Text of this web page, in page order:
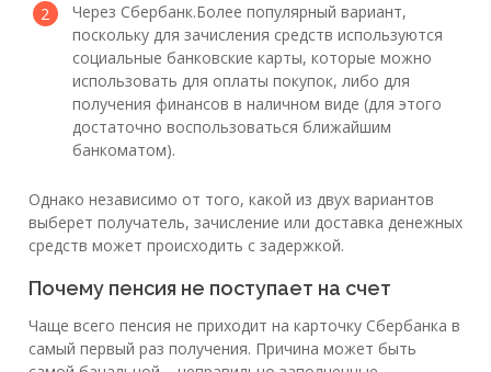
Через Сбербанк.Более популярный вариант,
поскольку для зачисления средств используются
социальные банковские карты, которые можно
использовать для оплаты покупок, либо для
получения финансов в наличном виде (для этого
достаточно воспользоваться ближайшим
банкоматом).
Однако независимо от того, какой из двух вариантов
выберет получатель, зачисление или доставка денежных
средств может происходить с задержкой.
Почему пенсия не поступает на счет
Чаще всего пенсия не приходит на карточку Сбербанка в
самый первый раз получения. Причина может быть